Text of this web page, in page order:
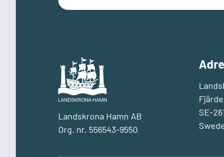
Landskrona Hamn AB
Org. nr. 556543-9550
SE-